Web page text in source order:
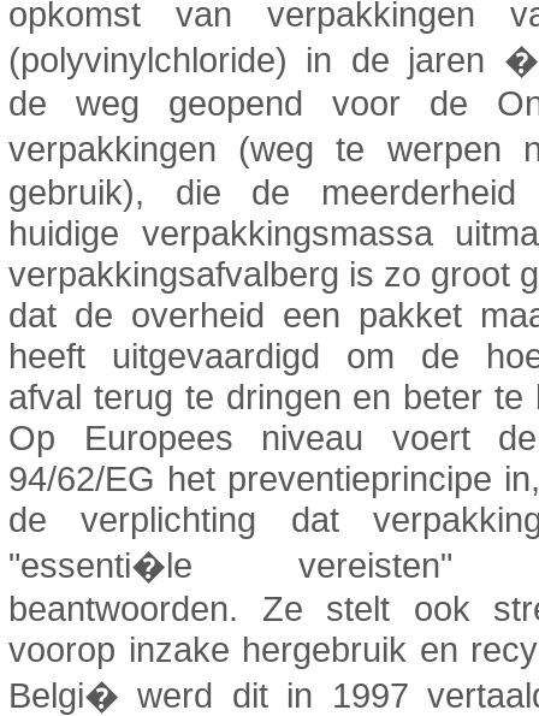
opkomst van verpakkingen
(polyvinylchloride) in de jaren
de weg geopend voor de
verpakkingen (weg te
gebruik), die de
huidige verpakkingsmassa
verpakkingsafvalberg is zo groot
dat de overheid een pakket
heeft uitgevaardigd om de
afval terug te dringen en beter te
Op Europees niveau voert
94/62/EG het preventieprincipe
de verplichting dat
"essenti�le vereisten"
beantwoorden. Ze stelt ook
voorop inzake hergebruik en
Belgi� werd dit in 1997